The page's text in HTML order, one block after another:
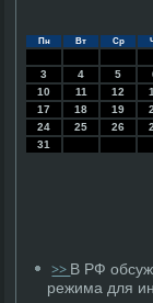
Пн Вт Ср
3
4 5
10
11 12
17
18 19
24
25 26
31
>>В РФ
режима для